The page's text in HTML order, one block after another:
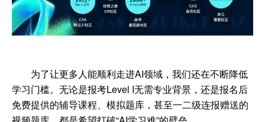
为了让更多人能顺利走进AI领域，我们还在不断降低
学习门槛。无论是报考Level I无需专业背景，还是报名后
免费提供的辅导课程、模拟题库 ，甚至一二级连报赠送的